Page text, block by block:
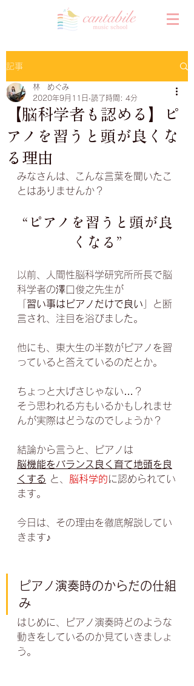
記事
【脳科学者も認める】ピ
アノを習うと頭が良くな
る理由
林 めぐみ
2020年9月11日 読了時間: 4分
みなさんは、こんな言葉を聞いたこ
とはありませんか？
“ピアノを習うと頭が良
くなる”
以前、人間性脳科学研究所所長で脳
科学者の澤口俊之先生が
習い事はピアノだけで良い 」と断
言され、注目を浴びました。
他にも、東大生の半数がピアノを習
っていると答えているのだとか。
ちょっと大げさじゃない…？
そう思われる方もいるかもしれませ
んが実際はどうなのでしょうか？
結論から言うと、ピアノは
脳機能をバランス良く育て地頭を良
くする と、 脳科学的に認められてい
ます。
今日は、その理由を徹底解説してい
きます♪
ピアノ演奏時のからだの仕組
み
はじめに、ピアノ演奏時どのような
動きをしているのか見ていきましょ
う。